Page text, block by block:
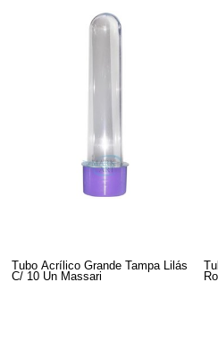
Tubo Acrílico Grande Tampa Lilás
C/ 10 Un Massari